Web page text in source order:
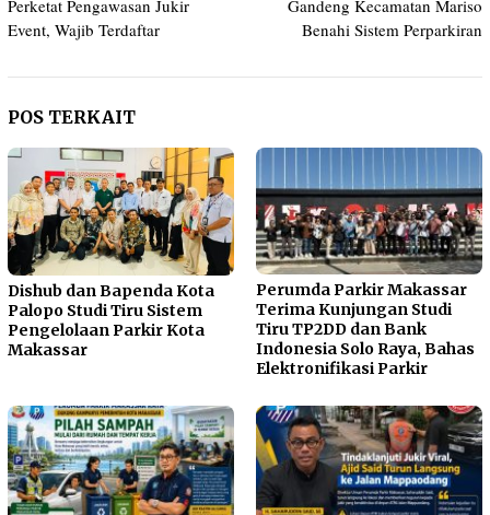
Perketat Pengawasan Jukir
Event, Wajib Terdaftar
Gandeng Kecamatan Mariso
Benahi Sistem Perparkiran
POS TERKAIT
Dishub dan Bapenda Kota
Palopo Studi Tiru Sistem
Pengelolaan Parkir Kota
Makassar
Perumda Parkir Makassar
Terima Kunjungan Studi
Tiru TP2DD dan Bank
Indonesia Solo Raya, Bahas
Elektronifikasi Parkir